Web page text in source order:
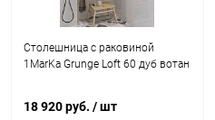
Столешница с раковиной
1MarKa Grunge Loft 60 дуб вотан
18 920 руб. / шт